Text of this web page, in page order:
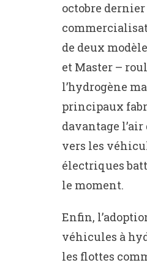
octobre
de deux
et Master –
l’hydrogène
principaux
davantage l’air
vers les
électriques
le moment.
Enfin,
véhicules à
les flottes